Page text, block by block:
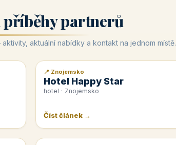
příběhy partnerů
aktuální nabídky a kontakt na jednom místě.
📰 PR článek
📍 Znojemsko
Hotel Happy Star
hotel · Znojemsko
Číst článek →